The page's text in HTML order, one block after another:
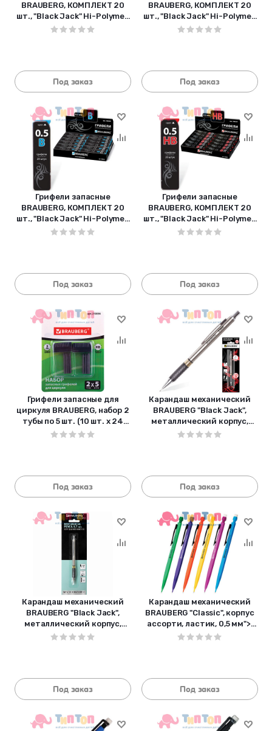
BRAUBERG, КОМПЛЕКТ 20
шт., "Black Jack" Hi-Polymer,
2В, 0,5 мм">, 180448
Под заказ
BRAUBERG, КОМПЛЕКТ 20
шт., "Black Jack" Hi-Polymer,
HB, 0,7 мм">, 180451
Под заказ
Грифели запасные
BRAUBERG, КОМПЛЕКТ 20
шт., "Black Jack" Hi-Polymer,
В, 0,5 мм">, 180449
Под заказ
Грифели запасные
BRAUBERG, КОМПЛЕКТ 20
шт., "Black Jack" Hi-Polymer,
НВ, 0,5 мм">, 180447
Под заказ
Грифели запасные для
циркуля BRAUBERG, набор 2
тубы по 5 шт. (10 шт. х 24
мм">), HB, 2 мм">, блистер
Под заказ
Карандаш механический
BRAUBERG "Black Jack",
металлический корпус,
резиновый грип, ластик, 0,5
Под заказ
Карандаш механический
BRAUBERG "Black Jack",
металлический корпус,
резиновый грип, ластик, 0,7
Под заказ
Карандаш механический
BRAUBERG "Classic", корпус
ассорти, ластик, 0,5 мм">,
180398
Под заказ